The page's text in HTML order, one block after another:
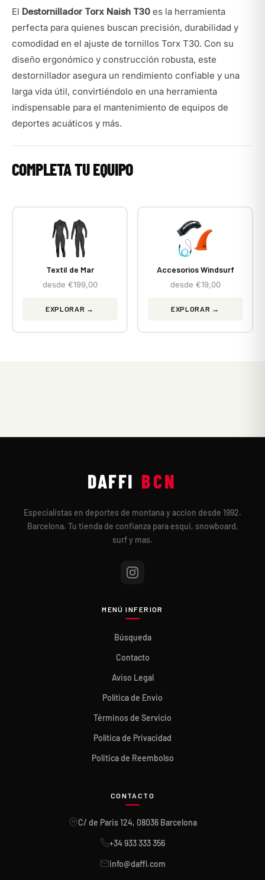
El Destornillador Torx Naish T30 es la herramienta
perfecta para quienes buscan precisión, durabilidad y
comodidad en el ajuste de tornillos Torx T30. Con su
diseño ergonómico y construcción robusta, este
destornillador asegura un rendimiento confiable y una
larga vida útil, convirtiéndolo en una herramienta
indispensable para el mantenimiento de equipos de
deportes acuáticos y más.
COMPLETA TU EQUIPO
Textil de Mar
desde €199,00
EXPLORAR →
Accesorios Windsurf
desde €19,00
EXPLORAR →
DAFFI BCN
Especialistas en deportes de montana y accion desde 1992.
Barcelona. Tu tienda de confianza para esqui, snowboard,
surf y mas.
MENÚ INFERIOR
Búsqueda
Contacto
Aviso Legal
Política de Envio
Términos de Servicio
Política de Privacidad
Politica de Reembolso
CONTACTO
C/ de Paris 124, 08036 Barcelona
+34 933 333 356
info@daffi.com